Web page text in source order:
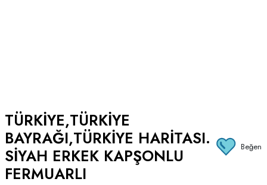
TÜRKIYE,TÜRKIYE
BAYRAĞI,TÜRKIYE HARITASI.
SIYAH ERKEK KAPŞONLU
FERMUARLI
Beğen